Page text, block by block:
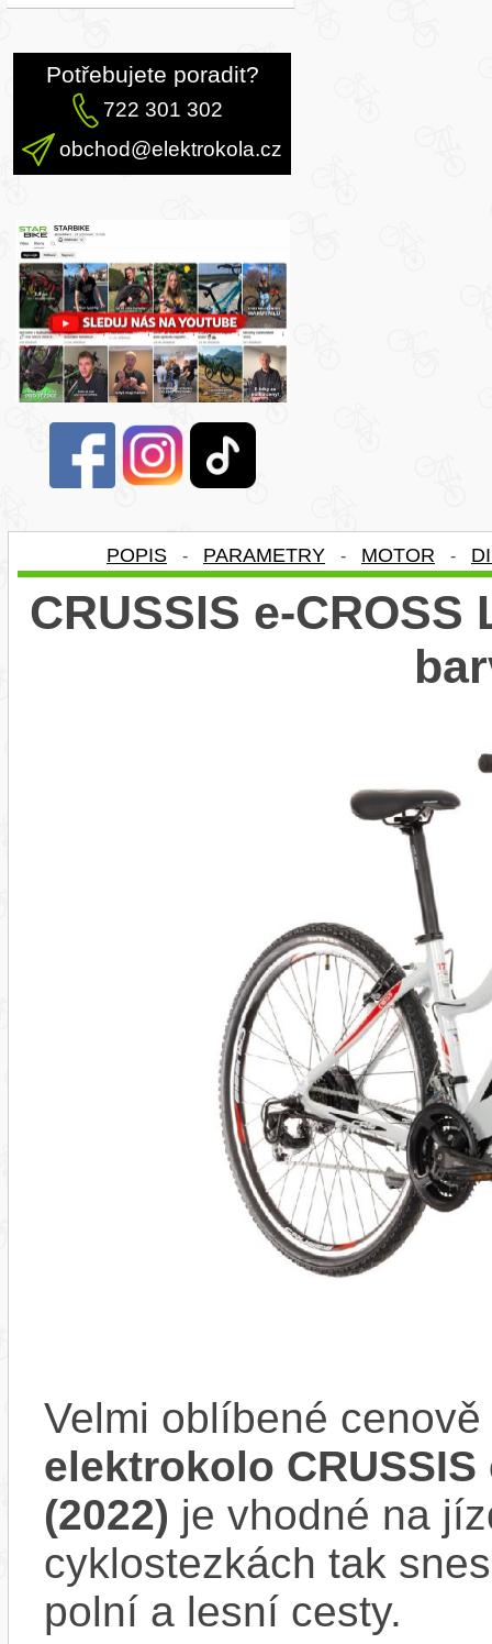
Potřebujete poradit?
722 301 302
obchod@elektrokola.cz
POPIS - PARAMETRY - MOTOR -
CRUSSIS e-CROSS
Velmi oblíbené
elektrokolo CRUSSIS
(2022) je vhodné na
cyklostezkách tak
polní a lesní cesty.